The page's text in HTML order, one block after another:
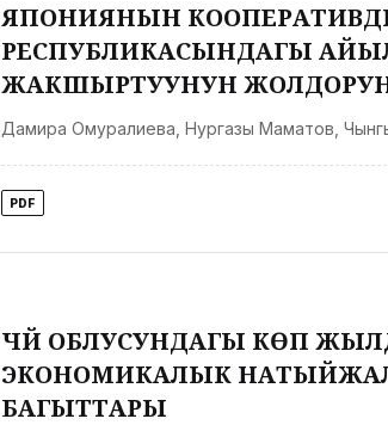
ЯПОНИЯНЫН
РЕСПУБЛИКАСЫНДАГЫ
ЖАКШЫРТУУНУН
Дамира Омуралиева Нургазы Маматов
PDF
ЧҮЙ ОБЛУСУНДАГЫ КӨП
ЭКОНОМИКАЛЫК
БАГЫТТАРЫ